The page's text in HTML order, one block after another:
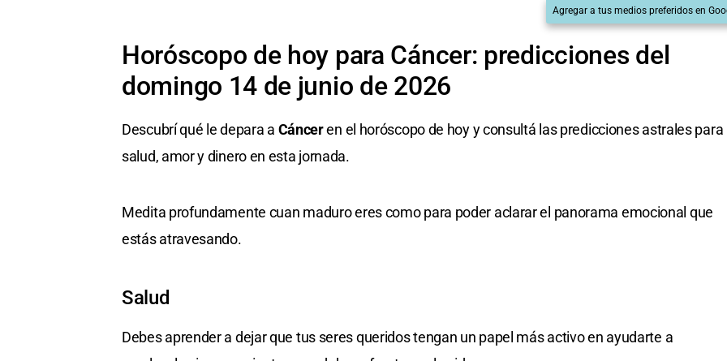
Agregar a tus medios preferidos en
Horóscopo de hoy para Cáncer: predicciones del
domingo 14 de junio de 2026
Descubrí qué le depara a Cánceren el horóscopo de hoy y consultá las predicciones astrales para
salud, amor y dinero en esta jornada.
Medita profundamente cuan maduro eres como para poder aclarar el panorama emocional que
estás atravesando.
Salud
Debes aprender a dejar que tus seres queridos tengan un papel más activo en ayudarte a